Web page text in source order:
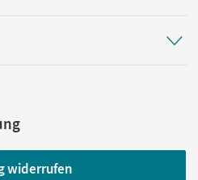
widerrufen